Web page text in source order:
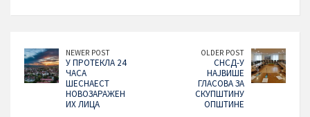
NEWER POST
У ПРОТЕКЛА 24
ЧАСА
ШЕСНАЕСТ
НОВОЗАРАЖЕН
ИХ ЛИЦА
OLDER POST
СНСД-У
НАЈВИШЕ
ГЛАСОВА ЗА
СКУПШТИНУ
ОПШТИНЕ